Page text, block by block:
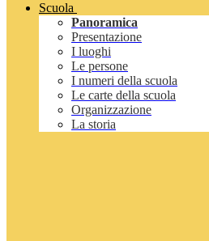
Scuola
Panoramica
Presentazione
I luoghi
Le persone
I numeri della scuola
Le carte della scuola
Organizzazione
La storia